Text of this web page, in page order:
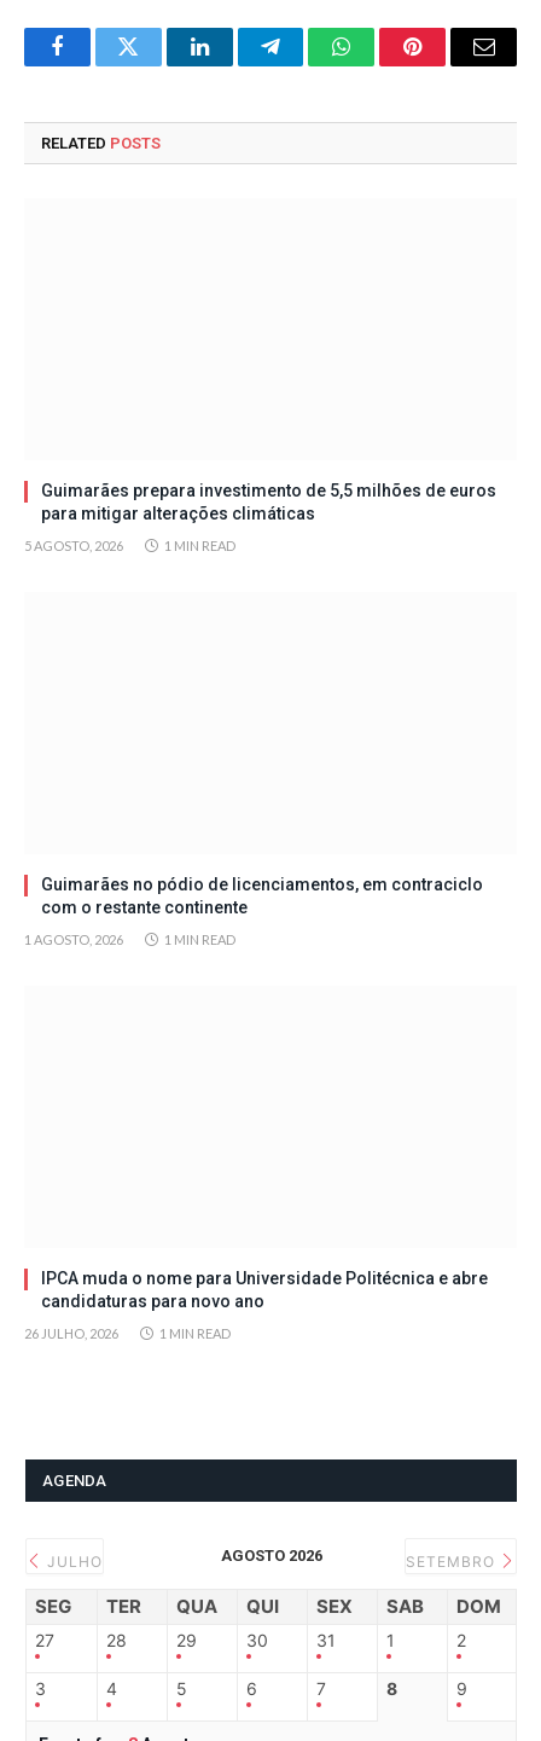
FacebookTwitter LinkedInTelegramWhatsAppPinterestEmail
RELATED POSTS
Guimarães prepara investimento de 5,5 milhões de euros
para mitigar alterações climáticas
5 AGOSTO, 2026 1 MIN READ
Guimarães no pódio de licenciamentos, em contraciclo
com o restante continente
1 AGOSTO, 2026 1 MIN READ
IPCA muda o nome para Universidade Politécnica e abre
candidaturas para novo ano
26 JULHO, 2026 1 MIN READ
AGENDA
JULHO AGOSTO 2026 SETEMBRO
SEG TER QUA QUI SEX SAB DOM
27 28 29 30 31 1 2
3 4 5 6 7 8 9